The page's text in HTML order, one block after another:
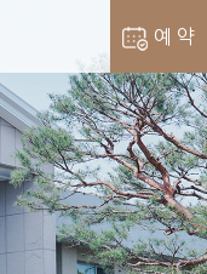
예 약
객실 예약
벨라셰나 예약